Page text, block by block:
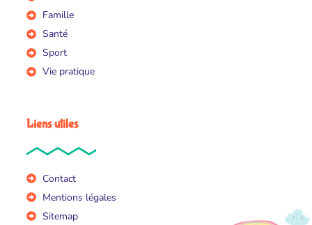
Famille
Santé
Sport
Vie pratique
Liens utiles
Contact
Mentions légales
Sitemap